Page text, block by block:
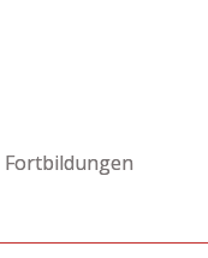
Fortbildungen